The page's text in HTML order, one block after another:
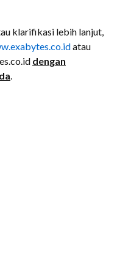
klarifikasi lebih lanjut,
atau
dengan
.